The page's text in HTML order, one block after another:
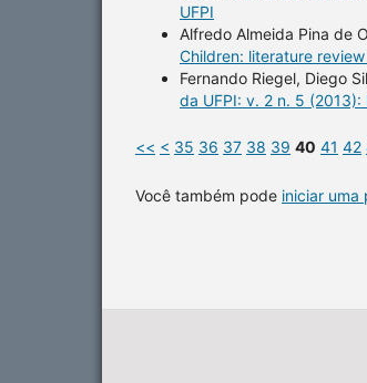
UFPI
Alfredo Almeida Pina de
Children: literature review
Fernando Riegel, Diego
da UFPI: v. 2 n. 5 (2013):
<< < 35 36 37 38 39 40 41 42
Você também pode iniciar uma